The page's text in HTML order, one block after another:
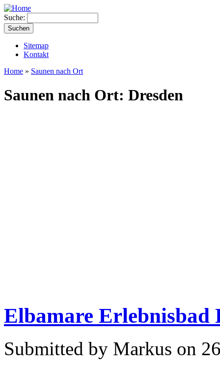
Suche:
Sitemap
Kontakt
Home » Saunen nach Ort
Saunen nach Ort: Dresden
Elbamare Erlebnisbad
Submitted by Markus on